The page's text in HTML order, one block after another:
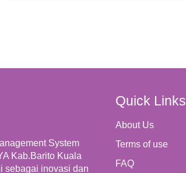
System
Kab.Barito Kuala
sebagai inovasi dan
Quick Links
About Us
Terms of use
FAQ